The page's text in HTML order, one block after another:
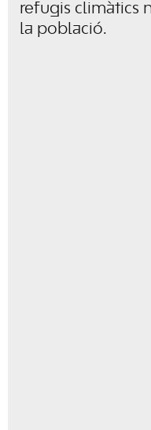
refugis climàtics
la població.